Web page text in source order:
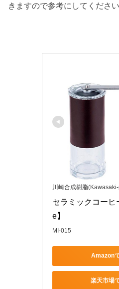
きますので参考にしてください
川崎合成樹脂
セラミックコーヒ
e】
MI-015
Amazon
楽天市場